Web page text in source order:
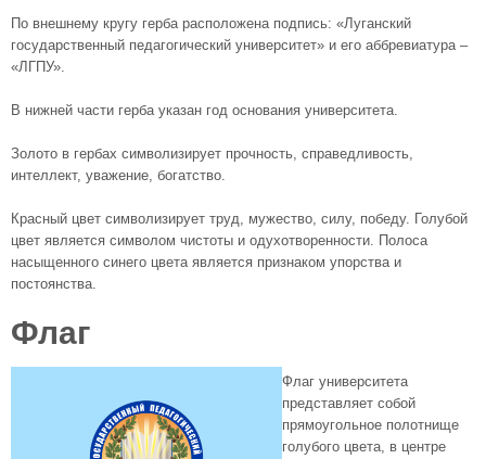
По внешнему кругу герба расположена подпись: «Луганский
государственный педагогический университет» и его аббревиатура –
«ЛГПУ».
В нижней части герба указан год основания университета.
Золото в гербах символизирует прочность, справедливость,
интеллект, уважение, богатство.
Красный цвет символизирует труд, мужество, силу, победу. Голубой
цвет является символом чистоты и одухотворенности. Полоса
насыщенного синего цвета является признаком упорства и
постоянства.
Флаг
Флаг университета
представляет собой
прямоугольное полотнище
голубого цвета, в центре